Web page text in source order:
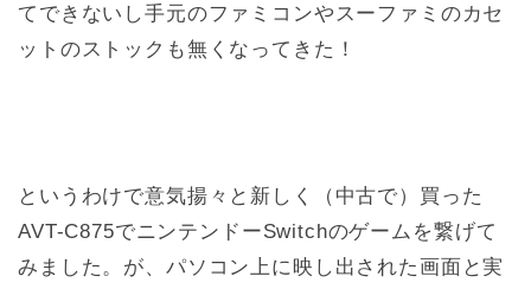
てできないし手元のファミコンやスーファミのカセ
ットのストックも無くなってきた！
というわけで意気揚々と新しく（中古で）買った
AVT-C875でニンテンドーSwitchのゲームを繋げて
みました。が、パソコン上に映し出された画面と実